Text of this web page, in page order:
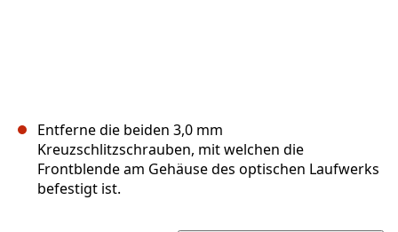
Entferne die beiden 3,0 mm
Kreuzschlitzschrauben, mit welchen die
Frontblende am Gehäuse des optischen Laufwerks
befestigt ist.